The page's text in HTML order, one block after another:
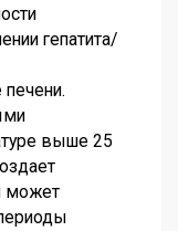
гепатита/
выше 25
может